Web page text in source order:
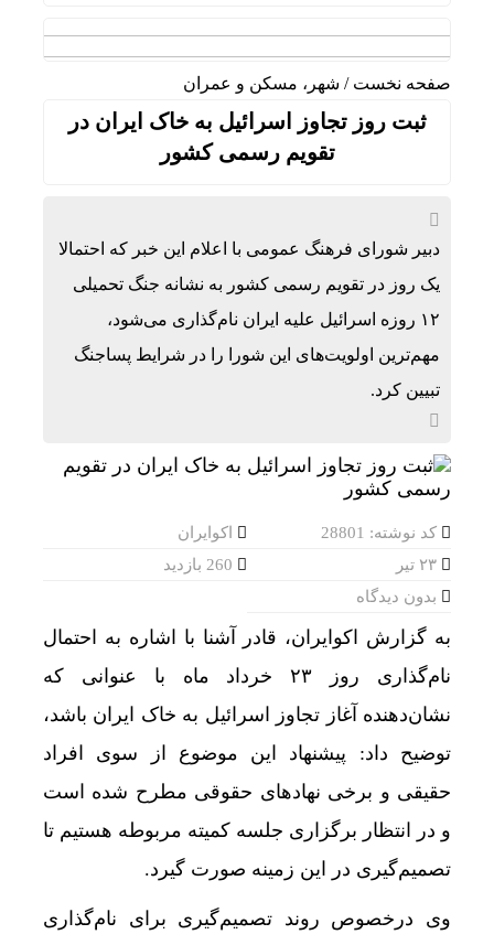
صفحه نخست / شهر، مسکن و عمران
ثبت روز تجاوز اسرائیل به خاک ایران در
تقویم رسمی کشور
دبیر شورای فرهنگ عمومی با اعلام این خبر که احتمالا
یک روز در تقویم رسمی کشور به نشانه جنگ تحمیلی
۱۲ روزه اسرائیل علیه ایران نام‌گذاری می‌شود،
مهم‌ترین اولویت‌های این شورا را در شرایط پساجنگ
تبیین کرد.
کد نوشته: 28801
اکوایران
بدون دیدگاه
به گزارش اکوایران، قادر آشنا با اشاره به احتمال
نام‌گذاری روز ۲۳ خرداد ماه با عنوانی که
نشان‌دهنده آغاز تجاوز اسرائیل به خاک ایران باشد،
توضیح داد: پیشنهاد این موضوع از سوی افراد
حقیقی و برخی نهادهای حقوقی مطرح شده است
و در انتظار برگزاری جلسه‌ کمیته مربوطه هستیم تا
تصمیم‌گیری در این زمینه صورت گیرد.
وی درخصوص روند تصمیم‌گیری برای نام‌گذاری